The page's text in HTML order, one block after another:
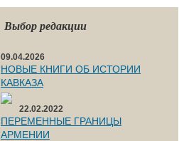
Выбор редакции
09.04.2026
НОВЫЕ КНИГИ ОБ ИСТОРИИ
КАВКАЗА
22.02.2022
ПЕРЕМЕННЫЕ ГРАНИЦЫ
АРМЕНИИ